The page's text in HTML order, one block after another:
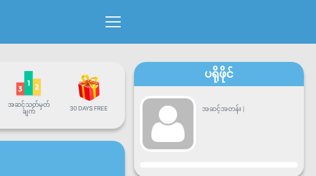
အဆင့်သတ်မှတ်
ချက်
30 DAYS FREE
ပရိုဖိုင်
အဆင့်အတန်း |